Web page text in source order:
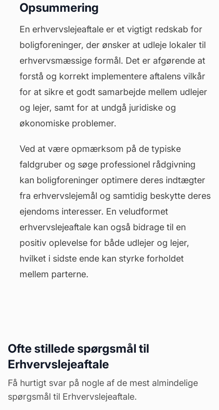
Opsummering
En erhvervslejeaftale er et vigtigt redskab for
boligforeninger, der ønsker at udleje lokaler til
erhvervsmæssige formål. Det er afgørende at
forstå og korrekt implementere aftalens vilkår
for at sikre et godt samarbejde mellem udlejer
og lejer, samt for at undgå juridiske og
økonomiske problemer.
Ved at være opmærksom på de typiske
faldgruber og søge professionel rådgivning
kan boligforeninger optimere deres indtægter
fra erhvervslejemål og samtidig beskytte deres
ejendoms interesser. En veludformet
erhvervslejeaftale kan også bidrage til en
positiv oplevelse for både udlejer og lejer,
hvilket i sidste ende kan styrke forholdet
mellem parterne.
Ofte stillede spørgsmål til
Erhvervslejeaftale
Få hurtigt svar på nogle af de mest almindelige
spørgsmål til Erhvervslejeaftale.